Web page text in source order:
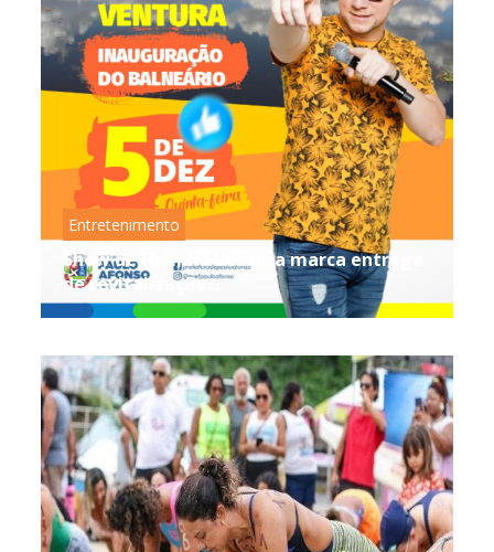
Entretenimento
Show de Helinho Ventura marca entrega
de revitalização...